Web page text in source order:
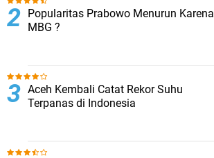
Popularitas Prabowo Menurun Karena
MBG ?
Aceh Kembali Catat Rekor Suhu
Terpanas di Indonesia